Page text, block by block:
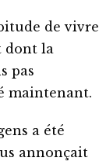
de vivre
dont la
pas
maintenant.
a été
annonçait